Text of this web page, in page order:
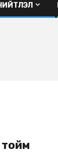
тойм